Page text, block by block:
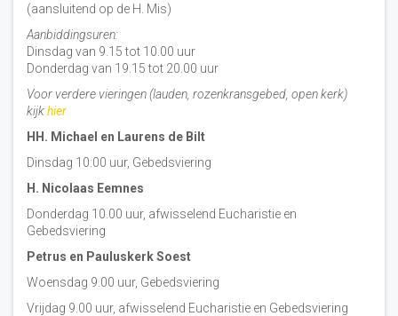
(aansluitend op de H. Mis)
Aanbiddingsuren:
Dinsdag van 9.15 tot 10.00 uur
Donderdag van 19.15 tot 20.00 uur
Voor verdere vieringen (lauden, rozenkransgebed, open kerk)
kijkhier
HH. Michael en Laurens de Bilt
Dinsdag 10:00 uur, Gebedsviering
H. Nicolaas Eemnes
Donderdag 10.00 uur, afwisselend Eucharistie en
Gebedsviering
Petrus en Pauluskerk Soest
Woensdag 9.00 uur, Gebedsviering
Vrijdag 9.00 uur, afwisselend Eucharistie en Gebedsviering